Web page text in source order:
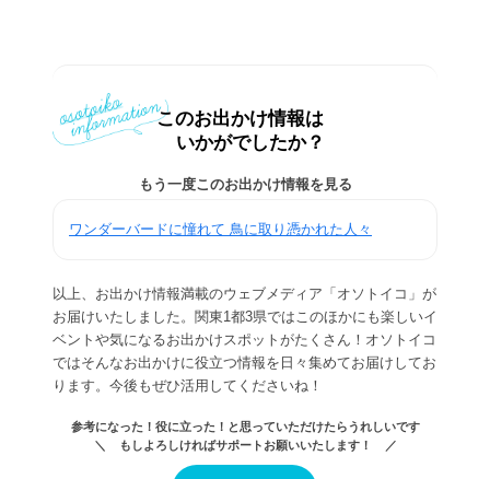
このお出かけ情報は
いかがでしたか？
もう一度このお出かけ情報を見る
ワンダーバードに憧れて 鳥に取り憑かれた人々
以上、お出かけ情報満載のウェブメディア「オソトイコ」が
お届けいたしました。関東1都3県ではこのほかにも楽しいイ
ベントや気になるお出かけスポットがたくさん！オソトイコ
ではそんなお出かけに役立つ情報を日々集めてお届けしてお
ります。今後もぜひ活用してくださいね！
参考になった！役に立った！と思っていただけたらうれしいです
＼ もしよろしければサポートお願いいたします！ ／